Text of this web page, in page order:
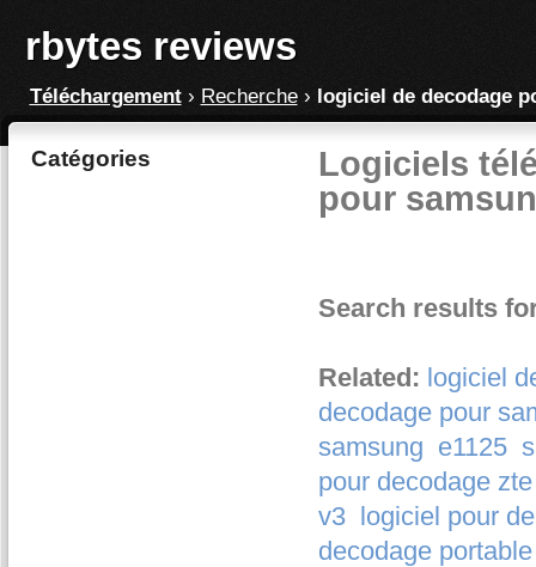
rbytes reviews
Téléchargement› Recherche› logiciel de decodage
Catégories
Logiciels
pour
Search results
Related: logiciel
decodage pour
samsung e1125
pour decodage zte
v3 logiciel pour
decodage